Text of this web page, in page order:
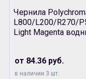
Чернила
L800/L200/R270/
Light Magenta
от 84.36 руб.
в наличии 3 шт.